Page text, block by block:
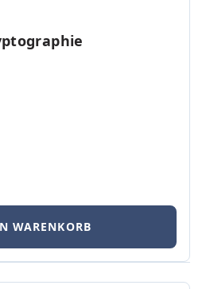
WARENKORB